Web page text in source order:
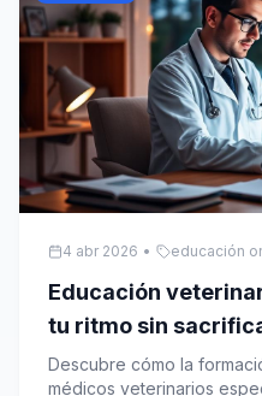
4 abr 2026 • educación
Educación
tu ritmo sin
Descubre cómo la
médicos veterinarios